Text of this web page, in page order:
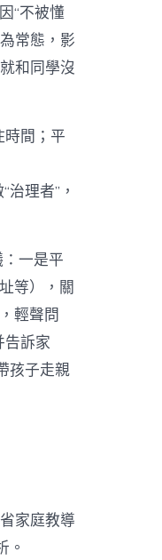
“不被懂
常態，影
和同學沒
時間；平
理者”，
一是平
等），關
輕聲問
告訴家
孩子走親
家庭教導
。